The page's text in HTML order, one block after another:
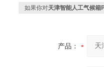
如果你对天津智能人工气候
产品：